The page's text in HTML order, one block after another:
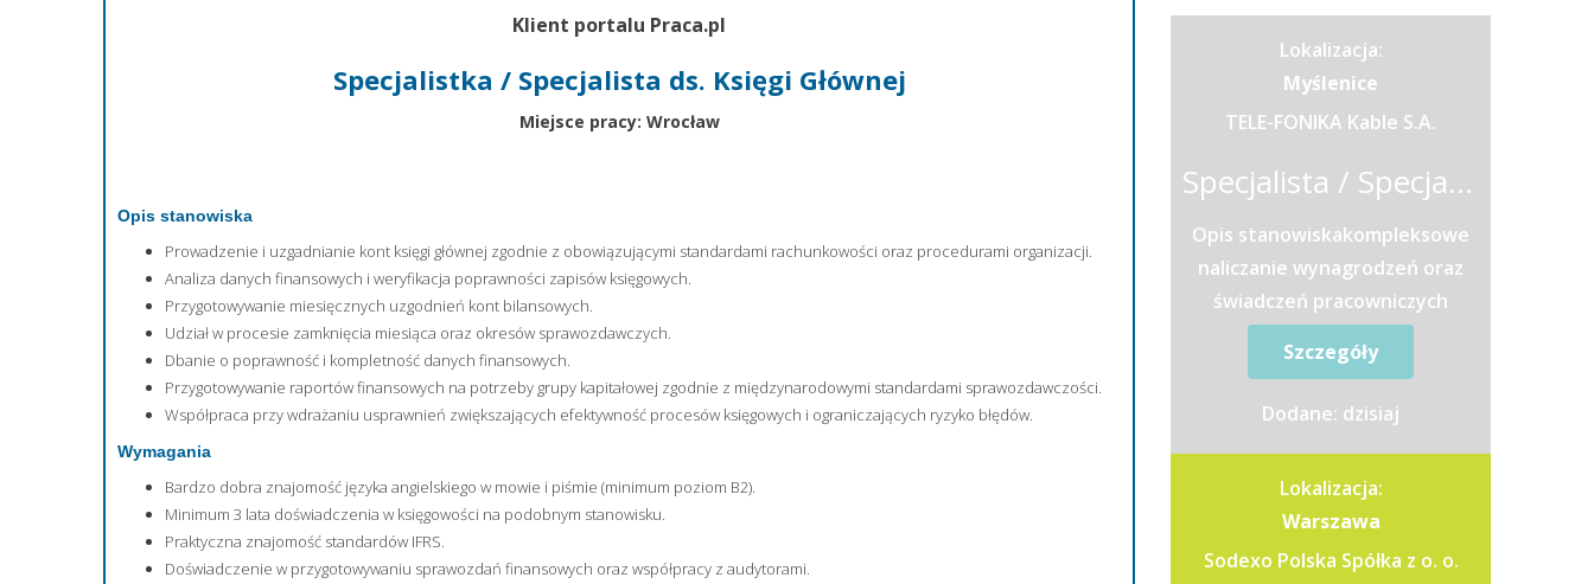
Klient portalu Praca.pl
Specjalistka / Specjalista ds. Księgi Głównej
Miejsce pracy: Wrocław
Opis stanowiska
Prowadzenie i uzgadnianie kont księgi głównej zgodnie z obowiązującymi standardami rachunkowości oraz procedurami organizacji.
Analiza danych finansowych i weryfikacja poprawności zapisów księgowych.
Przygotowywanie miesięcznych uzgodnień kont bilansowych.
Udział w procesie zamknięcia miesiąca oraz okresów sprawozdawczych.
Dbanie o poprawność i kompletność danych finansowych.
Przygotowywanie raportów finansowych na potrzeby grupy kapitałowej zgodnie z międzynarodowymi standardami sprawozdawczości.
Współpraca przy wdrażaniu usprawnień zwiększających efektywność procesów księgowych i ograniczających ryzyko błędów.
Wymagania
Bardzo dobra znajomość języka angielskiego w mowie i piśmie (minimum poziom B2).
Minimum 3 lata doświadczenia w księgowości na podobnym stanowisku.
Praktyczna znajomość standardów IFRS.
Doświadczenie w przygotowywaniu sprawozdań finansowych oraz współpracy z audytorami.
Lokalizacja:
Myślenice
TELE-FONIKA Kable S.A.
Specjalista / Specjalistka ds. Wynagrodzeń i Rozliczeń Kadrowo-Płacowych
Opis stanowiskakompleksowe
naliczanie wynagrodzeń oraz
świadczeń pracowniczych
zgodnie z obowiązującymi
przepisamiprzygotowywanie
list płac oraz...
Szczegóły
Dodane: dzisiaj
Lokalizacja:
Warszawa
Sodexo Polska Spółka z o. o.